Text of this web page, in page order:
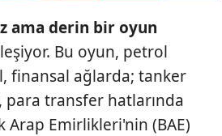
ama derin bir oyun
Bu oyun, petrol
finansal ağlarda; tanker
para transfer hatlarında
Arap Emirlikleri'nin (BAE)